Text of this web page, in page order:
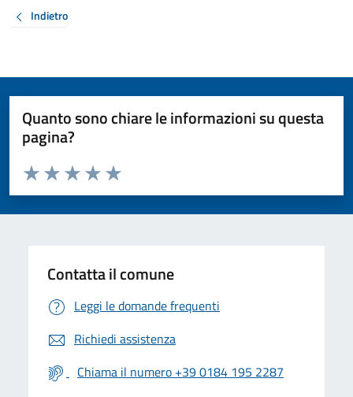
Indietro
Quanto sono chiare le informazioni su questa
pagina?
Valuta da 1 a 5 stelle la pagina
Valuta 5 stelle su 5
Valuta 4 stelle su 5
Valuta 3 stelle su 5
Valuta 2 stelle su 5
Valuta 1 stelle su 5
Contatta il comune
Leggi le domande frequenti
Richiedi assistenza
Chiama il numero +39 0184 195 2287